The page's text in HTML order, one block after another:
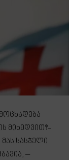
მიხედვით?-
სასჯელი
–